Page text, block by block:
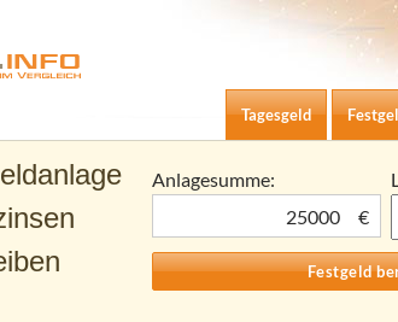
und Tagesgeld-Zinsen berechnen
Zum Inhalt springen
Tagesgeld
Anlagesumme:
€